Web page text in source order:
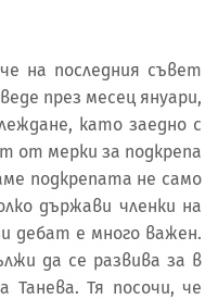
на последния съвет
през месец януари,
като заедно с
от мерки за подкрепа
подкрепата не само
държави членки на
дебат е много важен.
да се развива за в
Танева. Тя посочи, че